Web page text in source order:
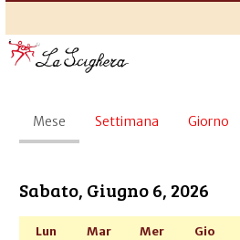
Schede
primarie
Mese (scheda
attiva)
Settimana Giorno
Sabato, Giugno 6, 2026
Lun Mar Mer Gio